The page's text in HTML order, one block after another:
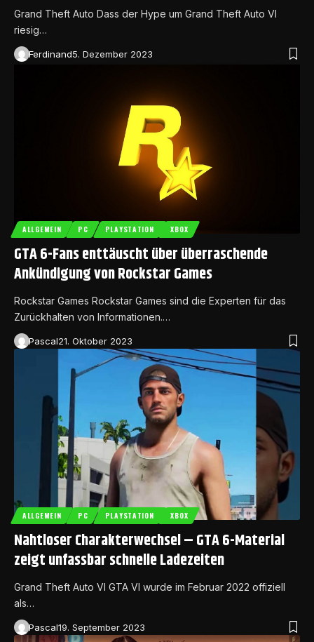
Grand Theft Auto Dass der Hype um Grand Theft Auto VI
riesig…
Ferdinand5. Dezember 2023
ALLGEMEIN PC PLAYSTATION XBOX
GTA 6-Fans enttäuscht über überraschende
Ankündigung von Rockstar Games
Rockstar Games Rockstar Games sind die Experten für das
Zurückhalten von Informationen.…
Pascal21. Oktober 2023
ALLGEMEIN PC PLAYSTATION XBOX
Nahtloser Charakterwechsel – GTA 6-Material
zeigt unfassbar schnelle Ladezeiten
Grand Theft Auto VI GTA VI wurde im Februar 2022 offiziell
als…
Pascal19. September 2023